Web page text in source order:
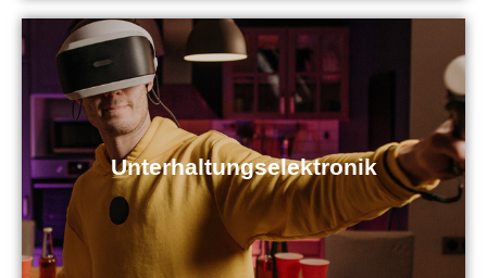
Unterhaltungselektronik